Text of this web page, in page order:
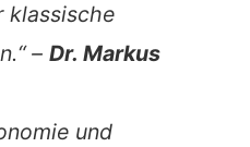
klassische
– Dr. Markus
und